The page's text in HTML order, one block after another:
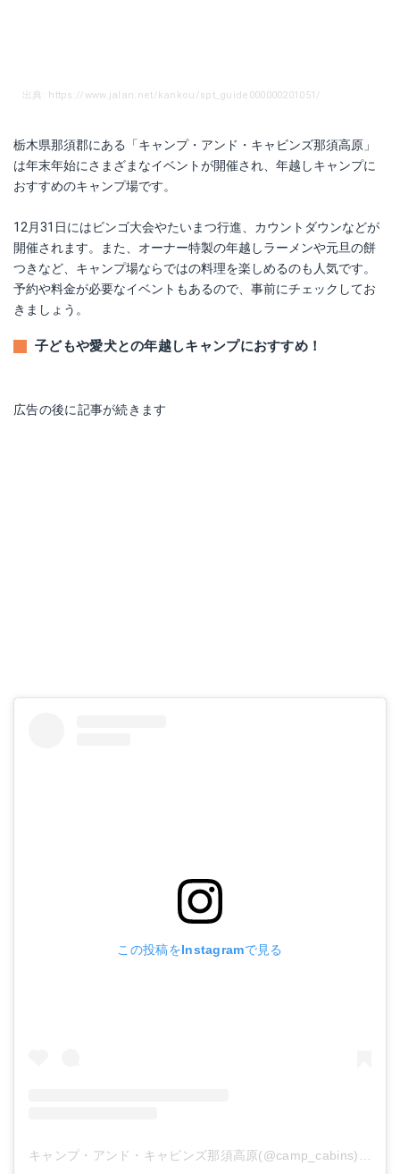
出典: https://www.jalan.net/kankou/spt_guide000000201051/
栃木県那須郡にある「キャンプ・アンド・キャビンズ那須高原」
は年末年始にさまざまなイベントが開催され、年越しキャンプに
おすすめのキャンプ場です。
12月31日にはビンゴ大会やたいまつ行進、カウントダウンなどが
開催されます。また、オーナー特製の年越しラーメンや元旦の餅
つきなど、キャンプ場ならではの料理を楽しめるのも人気です。
予約や料金が必要なイベントもあるので、事前にチェックしてお
きましょう。
子どもや愛犬との年越しキャンプにおすすめ！
広告の後に記事が続きます
この投稿をInstagramで見る
キャンプ・アンド・キャビンズ那須高原(@camp_cabins)がシェアした投稿